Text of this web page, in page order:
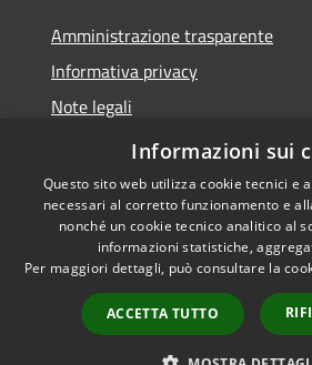
Amministrazione trasparente
Informativa privacy
Note legali
Dichiarazione di accessibilità
Accessibilità
Informazioni sui
Questo sito web utilizza cookie tecnici e
necessari al corretto funzionamento e
nonché un cookie tecnico analitico al
informazioni statistiche,
Per maggiori dettagli, può consultare la
ACCETTA TUTTO